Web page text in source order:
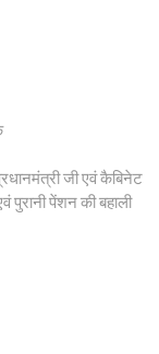
जी एवं कैबिनेट
पुरानी पेंशन की बहाली